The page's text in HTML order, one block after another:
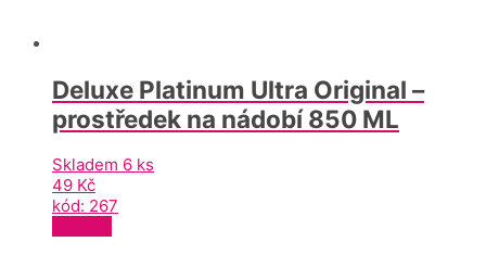
Deluxe Platinum Ultra Original –
prostředek na nádobí 850 ML
Skladem 6 ks
49 Kč
kód: 267